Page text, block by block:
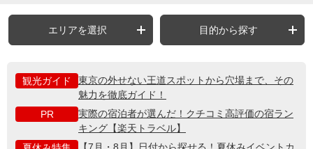
エリアを選択 目的から探す
観光ガイド
東京の外せない王道スポットから穴場まで、その
魅力を徹底ガイド！
PR
実際の宿泊者が選んだ！クチコミ高評価の宿ラン
キング【楽天トラベル】